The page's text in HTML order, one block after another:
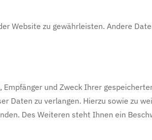
Website zu gewährleisten. Andere
und Zweck Ihrer
Daten zu verlangen. Hierzu sowie zu
Des Weiteren steht Ihnen ein